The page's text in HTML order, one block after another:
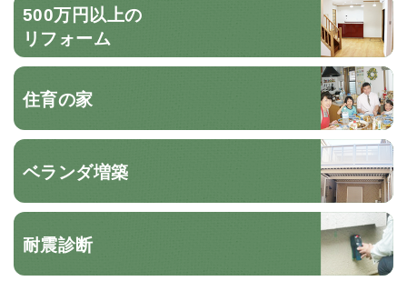
500万円以上の
リフォーム
住育の家
ベランダ増築
耐震診断